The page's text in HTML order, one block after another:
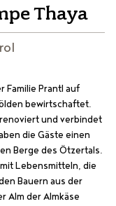
Thaya
Familie Prantl auf
bewirtschaftet.
und verbindet
die Gäste einen
Berge des Ötzertals.
Lebensmitteln, die
Bauern aus der
Alm der Almkäse